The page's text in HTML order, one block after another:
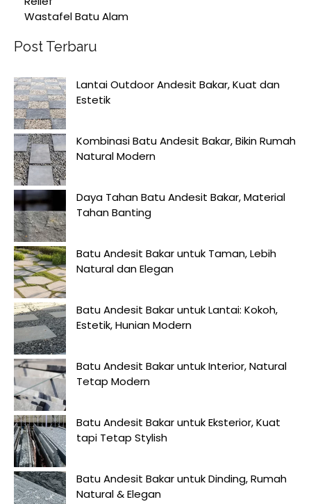
Wastafel Batu Alam
Post Terbaru
Lantai Outdoor Andesit Bakar, Kuat dan
Estetik
Kombinasi Batu Andesit Bakar, Bikin Rumah
Natural Modern
Daya Tahan Batu Andesit Bakar, Material
Tahan Banting
Batu Andesit Bakar untuk Taman, Lebih
Natural dan Elegan
Batu Andesit Bakar untuk Lantai: Kokoh,
Estetik, Hunian Modern
Batu Andesit Bakar untuk Interior, Natural
Tetap Modern
Batu Andesit Bakar untuk Eksterior, Kuat
tapi Tetap Stylish
Batu Andesit Bakar untuk Dinding, Rumah
Natural & Elegan